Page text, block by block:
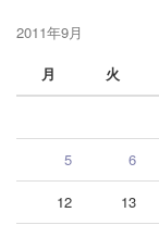
2011年9月
月
火
5 6
12 13